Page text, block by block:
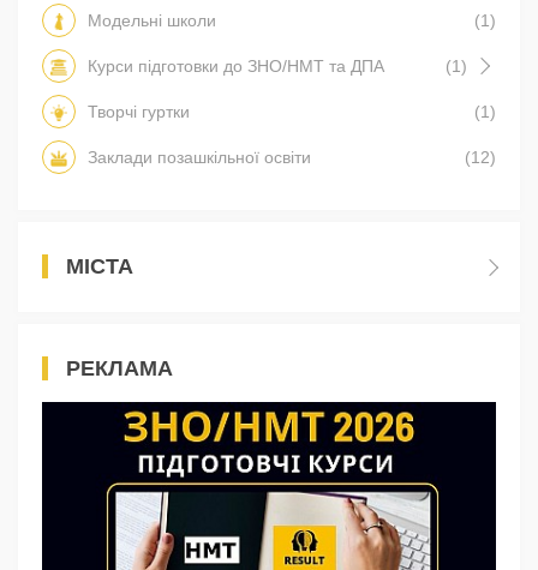
Модельні школи (1)
Курси підготовки до ЗНО/НМТ та ДПА (1)
Творчі гуртки (1)
Заклади позашкільної освіти (12)
МІСТА
РЕКЛАМА